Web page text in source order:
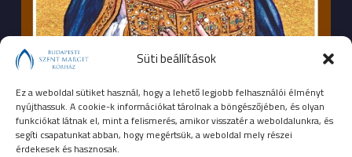
Süti beállítások
Ez a weboldal sütiket használ, hogy a lehető legjobb felhasználói élményt
nyújthassuk. A cookie-k információkat tárolnak a böngészőjében, és olyan
funkciókat látnak el, mint a felismerés, amikor visszatér a weboldalunkra, és
segíti csapatunkat abban, hogy megértsük, a weboldal mely részei
érdekesek és hasznosak.